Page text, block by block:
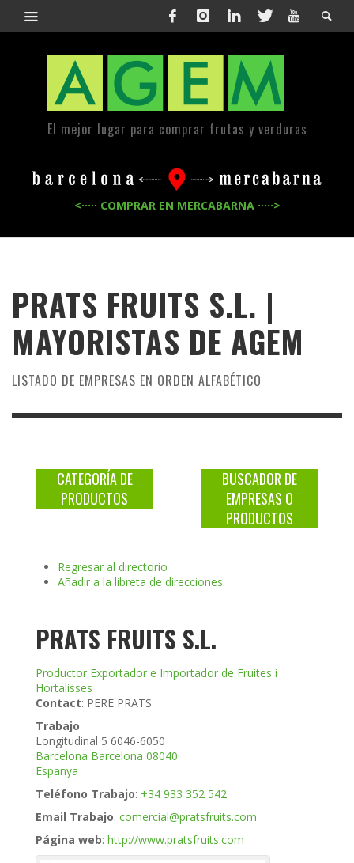
El mejor lugar para comprar frutas y verduras
<····· COMPRAR EN MERCABARNA ·····>
PRATS FRUITS S.L. |
MAYORISTAS DE AGEM
LISTADO DE EMPRESAS EN ORDEN ALFABÉTICO
CATEGORÍA DE
PRODUCTOS
BUSCADOR DE
EMPRESAS O
PRODUCTOS
Regresar al directorio
Añadir a la libreta de direcciones.
PRATS FRUITS S.L.
Productor Exportador e Importador de Fruites i
Hortalisses
Contact: PERE PRATS
Trabajo
Longitudinal 5 6046-6050
Barcelona Barcelona 08040
Espanya
Teléfono Trabajo: +34 933 352 542
Email Trabajo: comercial@pratsfruits.com
Página web: http://www.pratsfruits.com